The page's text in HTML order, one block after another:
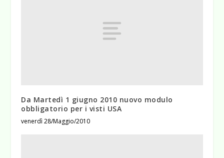
Da Martedì 1 giugno 2010 nuovo modulo
obbligatorio per i visti USA
venerdì 28/Maggio/2010